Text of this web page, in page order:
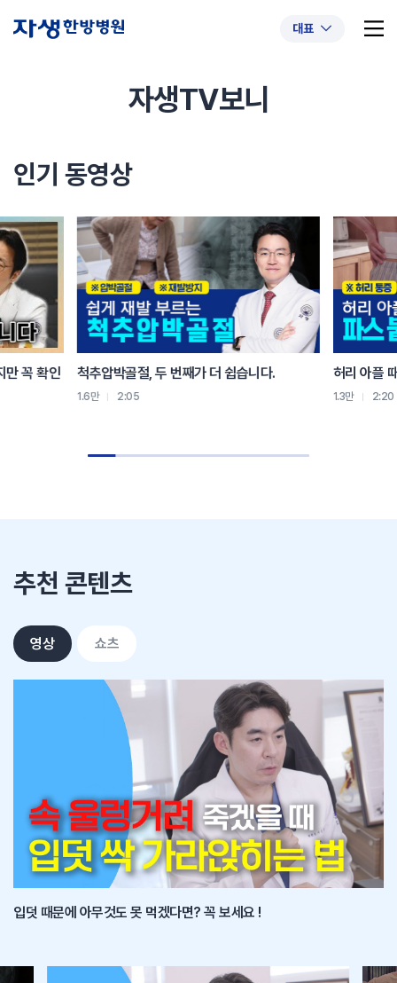
대표
추천 검색어 #초음파약침
#추나요법
자생TV보니
인기 동영상
만 꼭 확인 척추압박골절, 두 번째가 더 쉽습니다.
1.6만 2:05
허리 아플
1.3만 2:20
추천 콘텐츠
영상 쇼츠
입덧 때문에 아무것도 못 먹겠다면? 꼭 보세요 !